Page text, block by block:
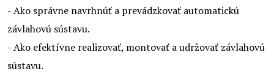
- Ako správne navrhnúť a prevádzkovať automatickú
závlahovú sústavu.
- Ako efektívne realizovať, montovať a udržovať závlahovú
sústavu.